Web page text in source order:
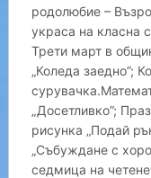
родолюбие –
украса на класна
Трети март в
„Коледа заедно”;
„Досетливко”;
рисунка „Подай
„Събуждане с
седмица на